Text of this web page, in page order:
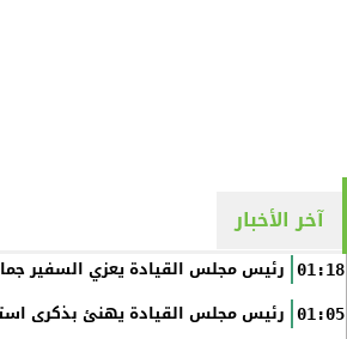
آخر الأخبار
01:18 رئيس مجلس القيادة يعزي السفير
01:05 رئيس مجلس القيادة يهنئ بذكرى